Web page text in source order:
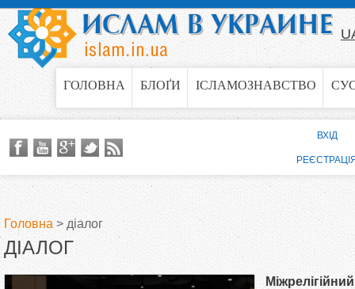
Jump to navigation
ГОЛОВНА БЛОҐИ ІСЛАМОЗНАВСТВО
В
Головна > діалог
ДІАЛОГ
ВХІД